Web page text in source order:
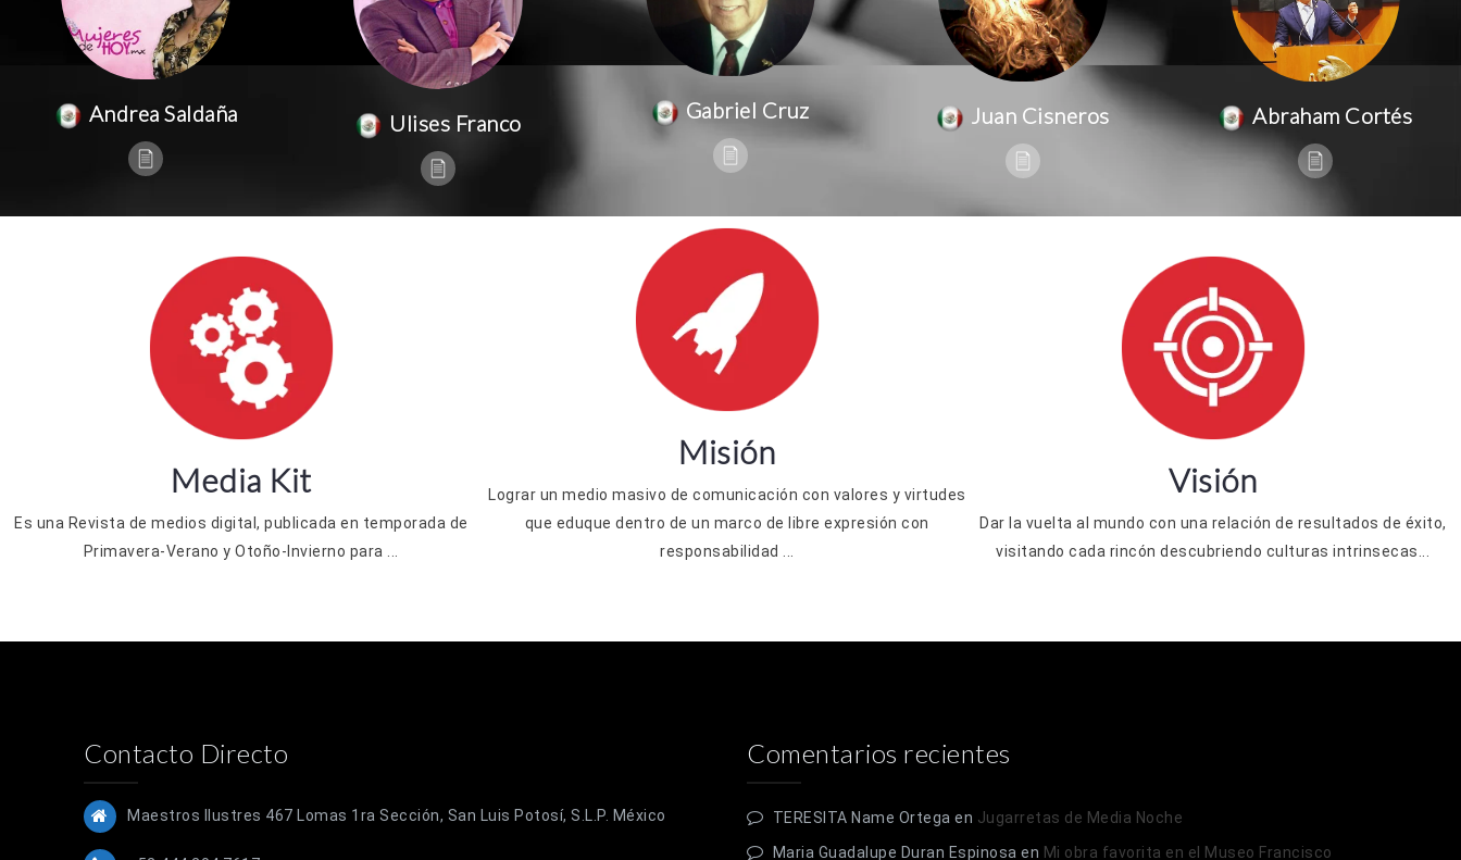
Andrea Saldaña Ulises Franco Gabriel Cruz Juan Cisneros Abraham Cortés
Media Kit
Es una Revista de medios digital, publicada en temporada de
Primavera-Verano y Otoño-Invierno para ...
Misión
Lograr un medio masivo de comunicación con valores y virtudes
que eduque dentro de un marco de libre expresión con
responsabilidad ...
Visión
Dar la vuelta al mundo con una relación de resultados de éxito,
visitando cada rincón descubriendo culturas intrinsecas...
Contacto Directo
Maestros Ilustres 467 Lomas 1ra Sección, San Luis Potosí, S.L.P. México
Comentarios recientes
TERESITA Name Ortega en Jugarretas de Media Noche
Maria Guadalupe Duran Espinosa en Mi obra favorita en el Museo Francisco